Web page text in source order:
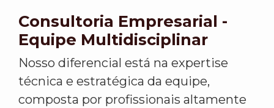
Consultoria Empresarial -
Equipe Multidisciplinar
Nosso diferencial está na expertise
técnica e estratégica da equipe,
composta por profissionais altamente